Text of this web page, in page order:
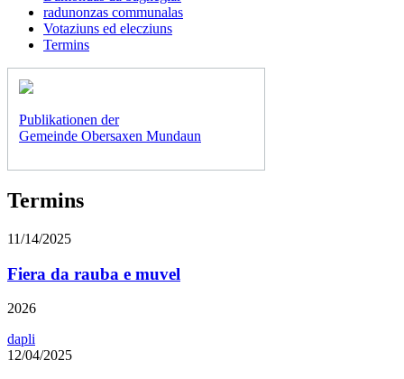
radunonzas communalas
Votaziuns ed elecziuns
Termins
Publikationen der
Gemeinde Obersaxen Mundaun
Termins
11/14/2025
Fiera da rauba e muvel
2026
dapli
12/04/2025